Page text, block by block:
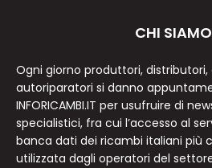
CHI SIAMO
Ogni giorno produttori,
autoriparatori si danno
INFORICAMBI.IT per usufruire di
specialistici, fra cui l’accesso al
banca dati dei ricambi italiani più
utilizzata dagli operatori del